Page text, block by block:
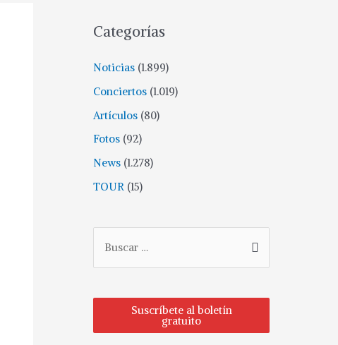
Categorías
Noticias (1.899)
Conciertos (1.019)
Artículos (80)
Fotos (92)
News (1.278)
TOUR (15)
c
Suscríbete al boletín
gratuito